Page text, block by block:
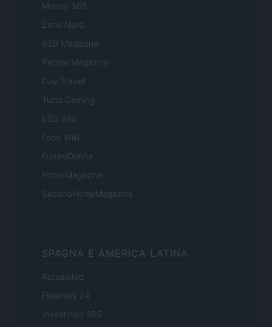
Money 365
Zona Nerd
B2B Magazine
People Magazine
Day Travel
Tutto Gaming
ESG 365
Food Wiki
FuturoDonna
HomeMagazine
SecondHomeMagazine
SPAGNA E AMERICA LATINA
Actualidad
Finanzas 24
Investindo 365